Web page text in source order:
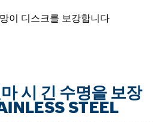
이 디스크를 보강합니다
시 긴 수명을 보장
STEEL